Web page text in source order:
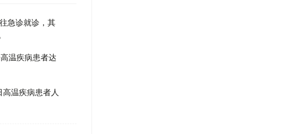
急诊就诊，其
温疾病患者达
温疾病患者人